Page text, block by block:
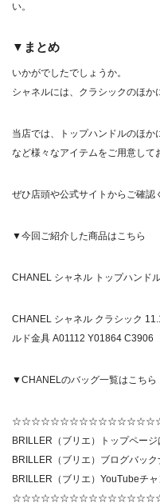
い。
▼まとめ
いかがでしたでしょうか。
シャネルには、クラシックのほか
当店では、トップハンドルのほか
など様々なアイテムをご用意して
ぜひ店頭や公式サイトからご確認
▼今回ご紹介した商品はこちら
CHANEL シャネル トップハンド
CHANEL シャネル クラシック
ルド金具 A01112 Y01864 C3906
▼CHANELのバッグ一覧はこちら
BRILLER（ブリエ）トップページ
BRILLER（ブリエ）ブログバック
BRILLER（ブリエ）YouTubeチ